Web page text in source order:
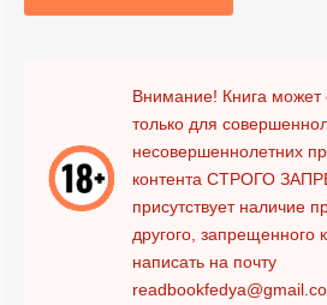
Внимание! Книга может
только для
несовершеннолетних
контента СТРОГО
присутствует наличие
другого, запрещенного
написать на почту